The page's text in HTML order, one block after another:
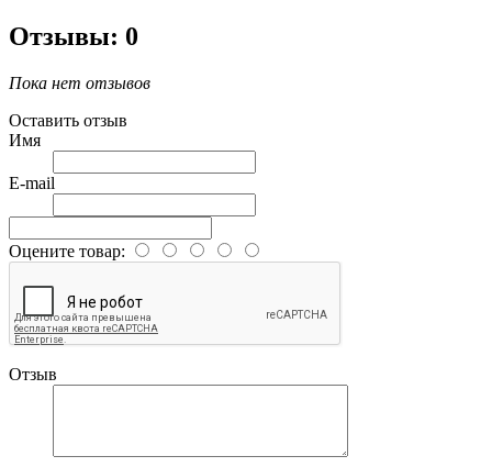
Отзывы: 0
Пока нет отзывов
Оставить отзыв
Имя
E-mail
Оцените товар:
Отзыв